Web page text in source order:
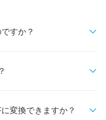
すか？
変換できますか？